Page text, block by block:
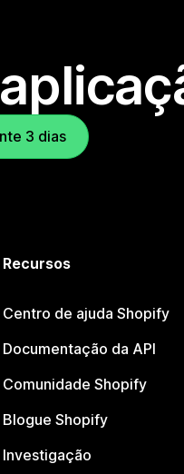
3 dias
Recursos
Centro de ajuda Shopify
Documentação da API
Comunidade Shopify
Blogue Shopify
Investigação